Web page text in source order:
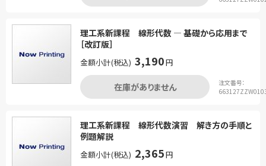
理工系新課程 線形代数 ― 基礎から応用まで
［改訂版］
金額小計(税込) 3,190円
在庫がありません
注文番号：
理工系新課程 線形代数演習 解き方の手順と
例題解説
金額小計(税込) 2,365円